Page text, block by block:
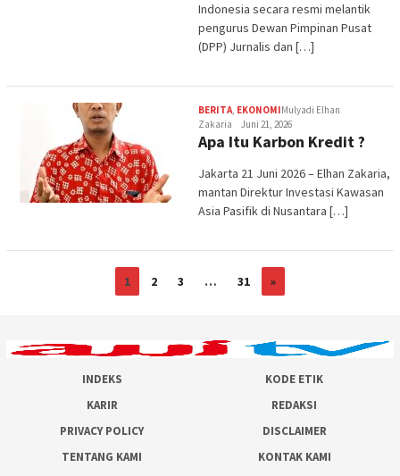
Indonesia secara resmi melantik
pengurus Dewan Pimpinan Pusat
(DPP) Jurnalis dan […]
BERITA, EKONOMIMulyadi Elhan
Zakaria
Juni 21, 2026
Apa Itu Karbon Kredit ?
Jakarta 21 Juni 2026 – Elhan Zakaria,
mantan Direktur Investasi Kawasan
Asia Pasifik di Nusantara […]
1 2 3 … 31 »
INDEKS
KODE ETIK
KARIR
REDAKSI
PRIVACY POLICY
DISCLAIMER
TENTANG KAMI
KONTAK KAMI